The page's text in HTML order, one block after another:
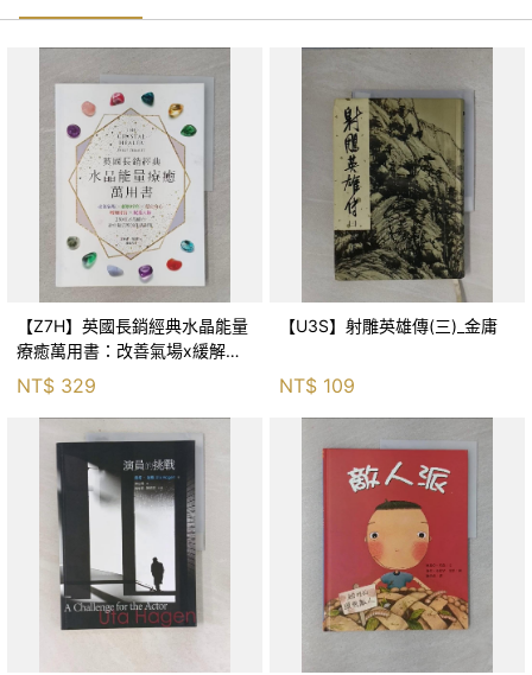
【Z7H】英國長銷經典水晶能量
療癒萬用書：改善氣場x緩解疼
痛x穩定身心x增加財富x促進人
緣，250種水晶礦石給你最完整
的生活對策_菲利
NT$ 329
【U3S】射雕英雄傳(三)_金庸
NT$ 109